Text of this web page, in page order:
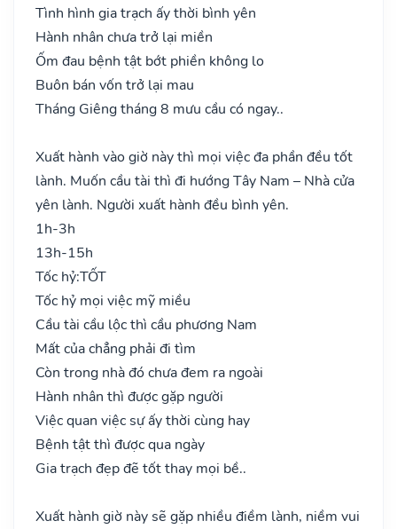
Tình hình gia trạch ấy thời bình yên
Hành nhân chưa trở lại miền
Ốm đau bệnh tật bớt phiền không lo
Buôn bán vốn trở lại mau
Tháng Giêng tháng 8 mưu cầu có ngay..
Xuất hành vào giờ này thì mọi việc đa phần đều tốt
lành. Muốn cầu tài thì đi hướng Tây Nam – Nhà cửa
yên lành. Người xuất hành đều bình yên.
1h-3h
13h-15h
Tốc hỷ:TỐT
Tốc hỷ mọi việc mỹ miều
Cầu tài cầu lộc thì cầu phương Nam
Mất của chẳng phải đi tìm
Còn trong nhà đó chưa đem ra ngoài
Hành nhân thì được gặp người
Việc quan việc sự ấy thời cùng hay
Bệnh tật thì được qua ngày
Gia trạch đẹp đẽ tốt thay mọi bề..
Xuất hành giờ này sẽ gặp nhiều điềm lành, niềm vui